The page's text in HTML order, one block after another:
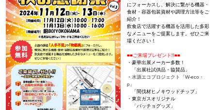
にフォーカスし、解決に繋がる機器・
食材・容器包装資材や調理方法等をご
紹介！
飲食店で活躍する機器を活用した多彩
なメニューをご提案します。ぜひご来
場ください！
■■ご来場プレゼント!!■■
・豪華出展メーカー多数！
「出展社試供品・協賛品」
・ 水源エコプロジェクト「W-eco・
p」
「間伐材ヒノキウッドチップ」
・東京ガスオリジナル
「パッチョグッズ」